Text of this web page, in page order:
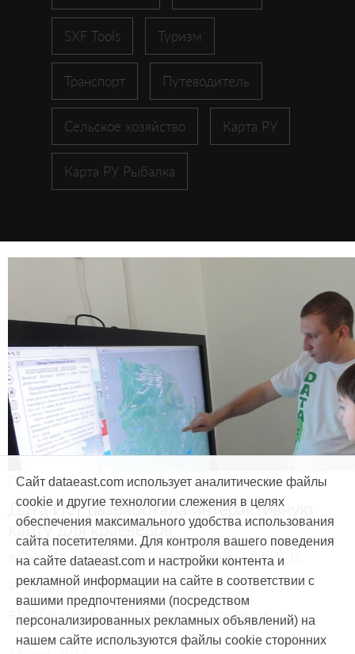
SXF Tools Туризм
Транспорт Путеводитель
Сельское хозяйство Карта РУ
Карта РУ Рыбалка
Продукты и услуги
Дата Ист разработала интерактивную
карту для краеведов
#CarryMap #Интерактивная карта #ArcGIS
#Природа #Дети #География
#Мобильная карта #Веб-приложение
Сайт dataeast.com использует аналитические файлы
cookie и другие технологии слежения в целях
обеспечения максимального удобства использования
сайта посетителями. Для контроля вашего поведения
на сайте dataeast.com и настройки контента и
рекламной информации на сайте в соответствии с
вашими предпочтениями (посредством
персонализированных рекламных объявлений) на
нашем сайте используются файлы cookie сторонних